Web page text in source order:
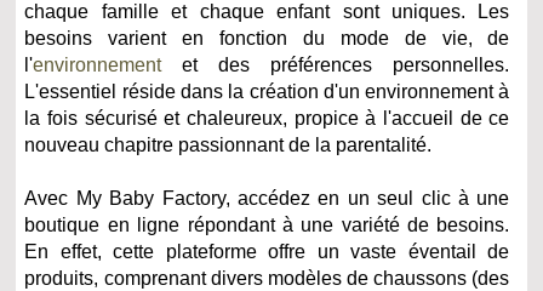
chaque famille et chaque enfant sont uniques. Les
besoins varient en fonction du mode de vie, de
l'environnementet des préférences personnelles.
L'essentiel réside dans la création d'un environnement à
la fois sécurisé et chaleureux, propice à l'accueil de ce
nouveau chapitre passionnant de la parentalité.
Avec My Baby Factory, accédez en un seul clic à une
boutique en ligne répondant à une variété de besoins.
En effet, cette plateforme offre un vaste éventail de
produits, comprenant divers modèles de chaussons (des